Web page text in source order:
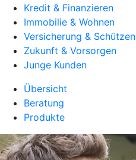
Kredit & Finanzieren
Immobilie & Wohnen
Versicherung & Schützen
Zukunft & Vorsorgen
Junge Kunden
Übersicht
Beratung
Produkte